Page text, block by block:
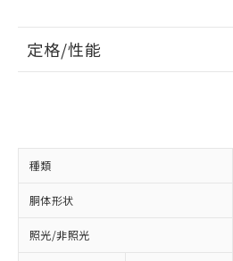
定格/性能
種類
胴体形状
照光/非照光